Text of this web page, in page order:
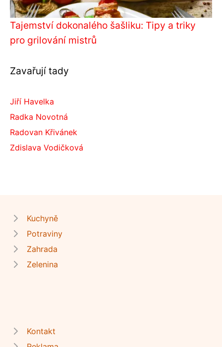
Tajemství dokonalého šašliku: Tipy a triky
pro grilování mistrů
Zavařují tady
Jiří Havelka
Radka Novotná
Radovan Křivánek
Zdislava Vodičková
Kuchyně
Potraviny
Zahrada
Zelenina
Kontakt